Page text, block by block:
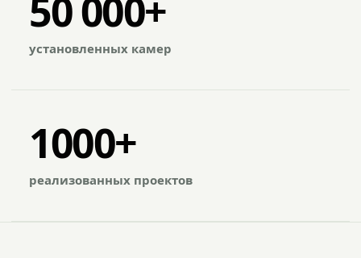
50 000+
установленных камер
1000+
реализованных проектов